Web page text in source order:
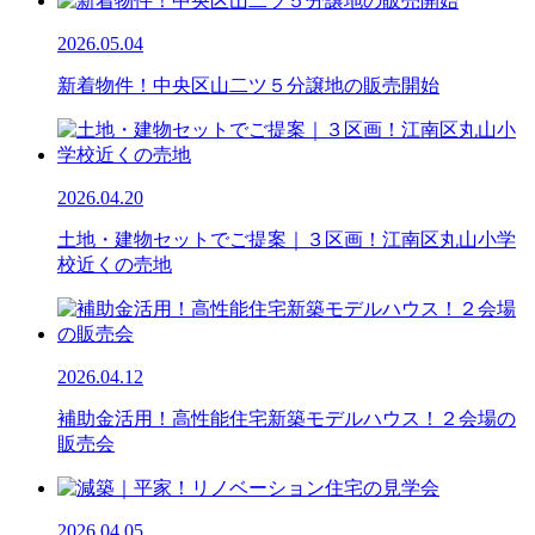
2026.05.04
新着物件！中央区山二ツ５分譲地の販売開始
2026.04.20
土地・建物セットでご提案｜３区画！江南区丸山小学
校近くの売地
2026.04.12
補助金活用！高性能住宅新築モデルハウス！２会場の
販売会
2026.04.05